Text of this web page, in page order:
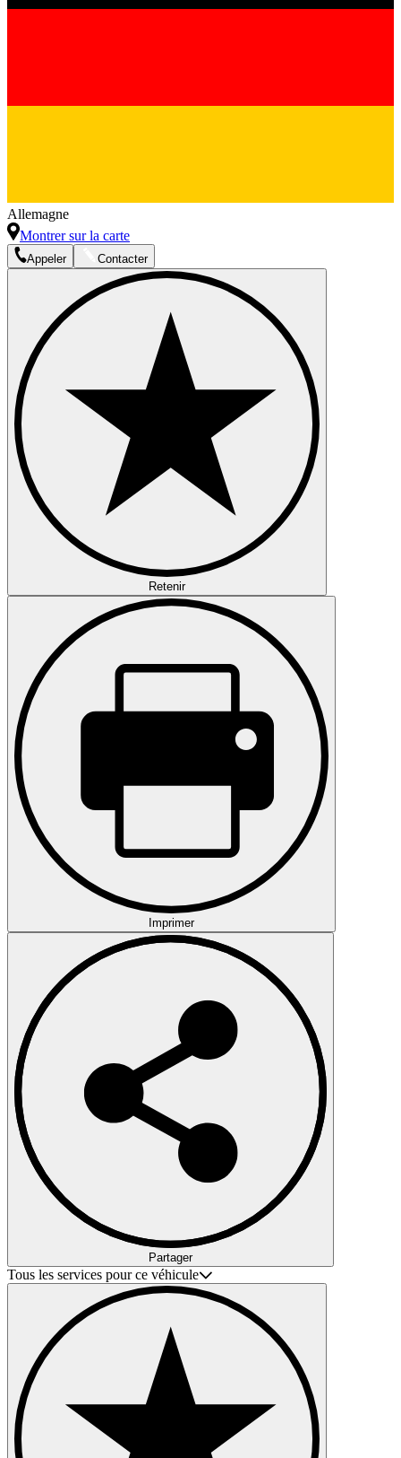
Allemagne
Montrer sur la carte
Appeler Contacter
Retenir
Imprimer
Partager
Tous les services pour ce véhicule